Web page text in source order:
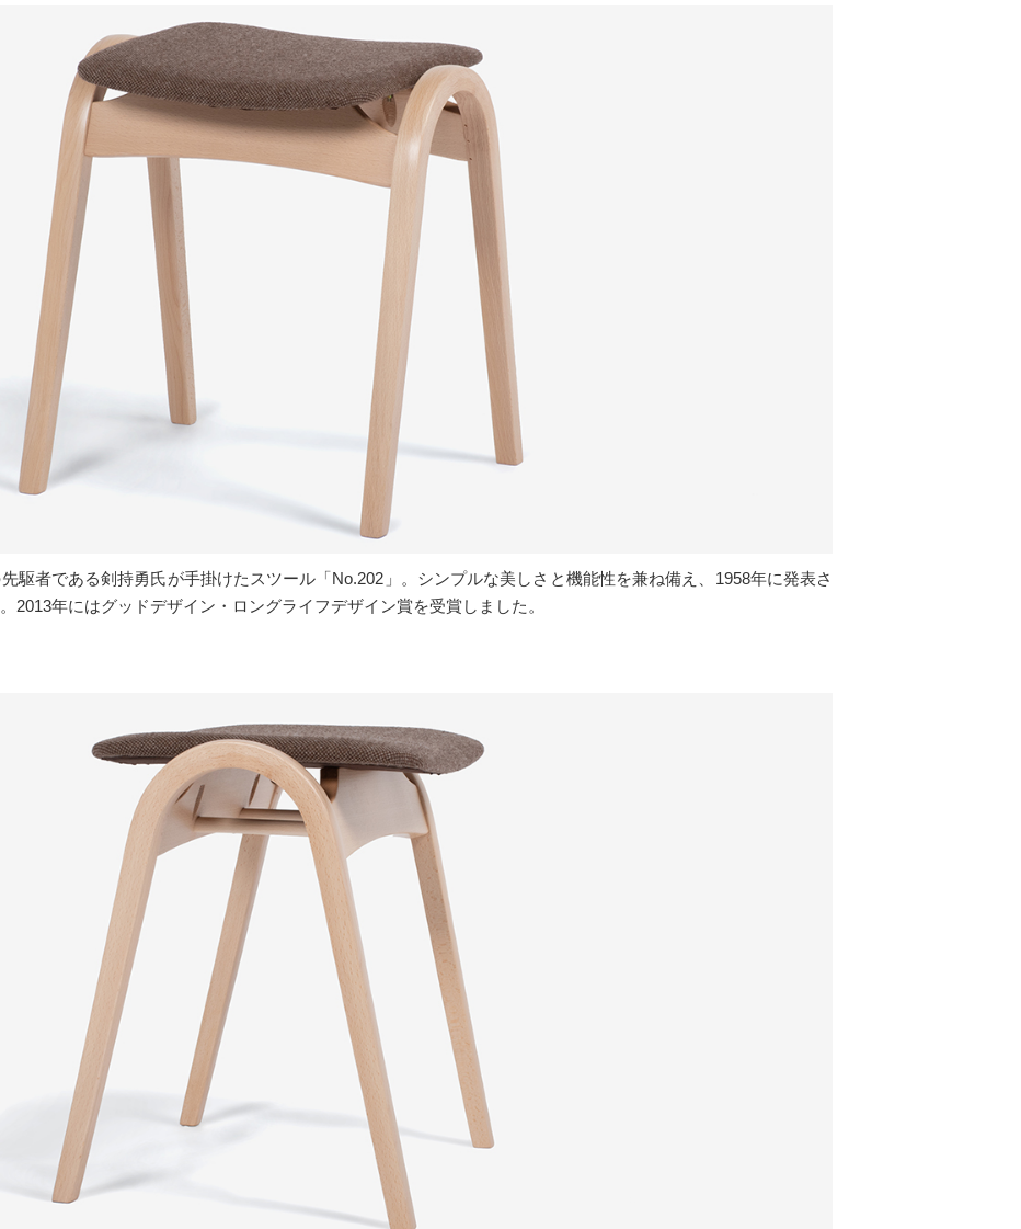
駆者である剣持勇氏が手掛けたスツール「No.202」。シンプルな美しさと機能性を兼ね備え、1958年に発表さ
2013年にはグッドデザイン・ロングライフデザイン賞を受賞しました。